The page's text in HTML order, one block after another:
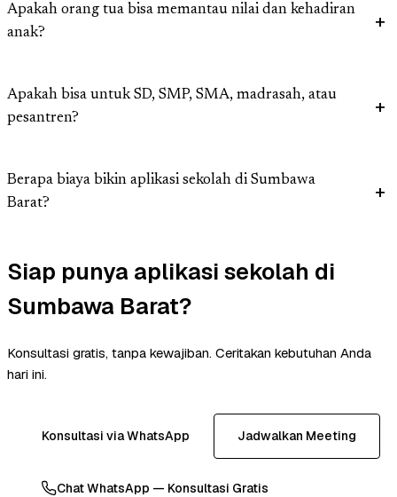
Apakah orang tua bisa memantau nilai dan kehadiran
anak?
Apakah bisa untuk SD, SMP, SMA, madrasah, atau
pesantren?
Berapa biaya bikin aplikasi sekolah di Sumbawa
Barat?
Siap punya aplikasi sekolah di
Sumbawa Barat?
Konsultasi gratis, tanpa kewajiban. Ceritakan kebutuhan Anda
hari ini.
Konsultasi via WhatsApp Jadwalkan Meeting
Chat WhatsApp — Konsultasi Gratis